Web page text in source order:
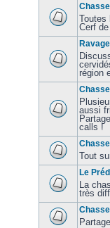
Toutes
Cerf
région
aussi
calls !
Tout
Le
La
très